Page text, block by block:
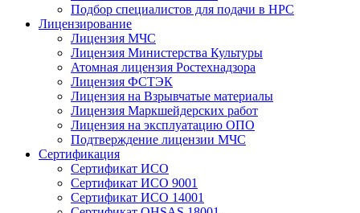
Подбор специалистов для подачи в НРС
Лицензирование
Лицензия МЧС
Лицензия Министерства Культуры
Атомная лицензия Ростехнадзора
Лицензия ФСТЭК
Лицензия на Взрывчатые материалы
Лицензия Маркшейдерских работ
Лицензия на эксплуатацию ОПО
Подтверждение лицензии МЧС
Сертификация
Сертификат ИСО
Сертификат ИСО 9001
Сертификат ИСО 14001